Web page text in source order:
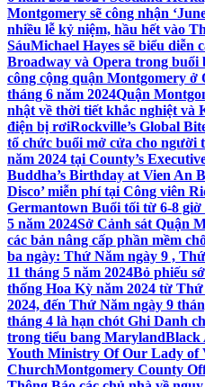
Montgomery sẽ công nhận
nhiều lễ kỷ niệm, hầu hết vào
SáuMichael Hayes sẽ biểu diễn
Broadway và Opera trong buổi
công cộng quận Montgomery ở
tháng 6 năm 2024Quận
nhật về thời tiết khắc nghiệt và
điện bị rơiRockville’s Global
tổ chức buổi mở cửa cho người
năm 2024 tại County’s
Buddha’s Birthday at Vien An
Disco’ miễn phí tại Công viên
Germantown Buổi tối từ 6-8
5 năm 2024Sở Cảnh sát Quận
các bản nâng cấp phần mềm
ba ngày: Thứ Năm ngày 9 ,
11 tháng 5 năm 2024Bỏ phiếu
thống Hoa Kỳ năm 2024 từ
2024, đến Thứ Năm ngày 9
tháng 4 là hạn chót Ghi Danh
trong tiểu bang MarylandBlack
Youth Ministry Of Our Lady of
ChurchMontgomery County